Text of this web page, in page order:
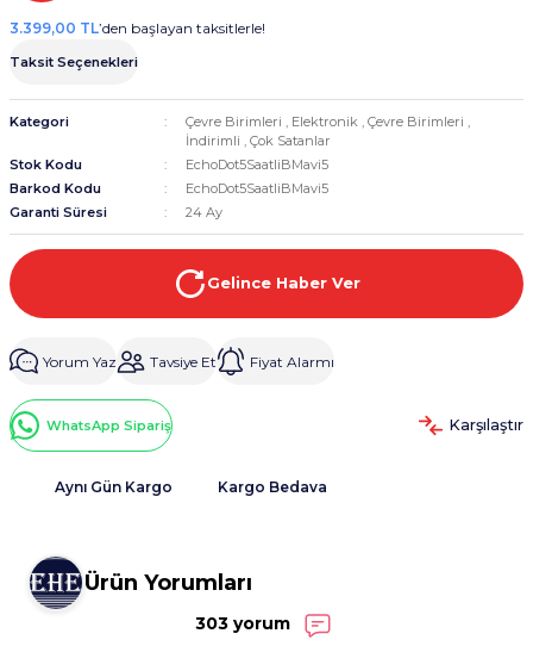
3.399,00 TL’den başlayan taksitlerle!
Taksit Seçenekleri
Kategori Çevre Birimleri , Elektronik , Çevre Birimleri ,
İndirimli , Çok Satanlar
Stok Kodu
EchoDot5SaatliBMavi5
Barkod Kodu
EchoDot5SaatliBMavi5
Garanti Süresi
24 Ay
Gelince Haber Ver
Yorum Yaz Tavsiye Et Fiyat Alarmı
WhatsApp Sipariş Karşılaştır
Aynı Gün Kargo Kargo Bedava
Ürün Yorumları
303 yorum